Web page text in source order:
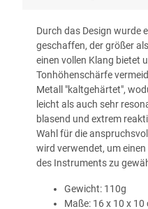
Durch das Design wurde
geschaffen, der größer
einen vollen Klang bietet
Tonhöhenschärfe
Metall "kaltgehärtet",
leicht als auch sehr
blasend und extrem
Wahl für die
wird verwendet, um
des Instruments zu
Gewicht: 110g
Maße: 16 x 10 x 10